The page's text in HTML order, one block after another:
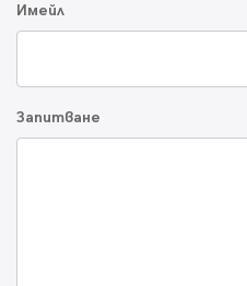
Имейл
Запитване